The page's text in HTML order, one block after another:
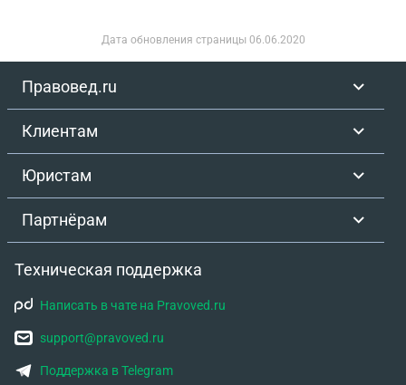
дарственную своей части от 1/2 ребенку.
супруга на продажу 1/2 доли. Юрист делает
сделку, так как не выделили доли.
Дата обновления страницы 06.06.2020
Правовед.ru
Клиентам
Юристам
Партнёрам
Техническая поддержка
Написать в чате на Pravoved.ru
support@pravoved.ru
Поддержка в Telegram